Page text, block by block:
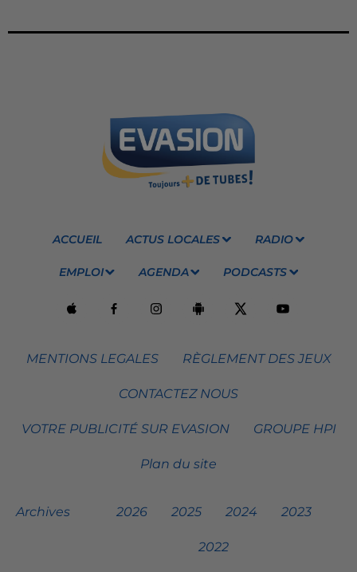
ACCUEIL ACTUS LOCALES RADIO
EMPLOI AGENDA PODCASTS
MENTIONS LEGALES RÈGLEMENT DES JEUX
CONTACTEZ NOUS
VOTRE PUBLICITÉ SUR EVASION GROUPE HPI
Plan du site
Archives 2026 2025 2024 2023
2022